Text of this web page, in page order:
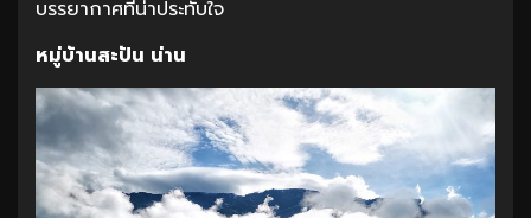
บรรยากาศที่น่าประทับใจ
หมู่บ้านสะปัน น่าน